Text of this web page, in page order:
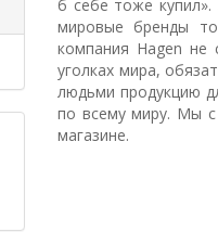
б себе тоже
мировые бренды
компания Hagen не
уголках мира,
людьми продукцию
по всему миру. Мы с
магазине.